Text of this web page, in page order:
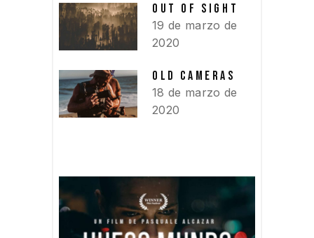
OUT OF SIGHT
19 de marzo de
2020
OLD CAMERAS
18 de marzo de
2020